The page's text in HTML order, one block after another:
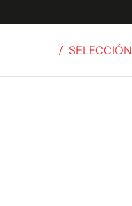
/ SELECCIÓN